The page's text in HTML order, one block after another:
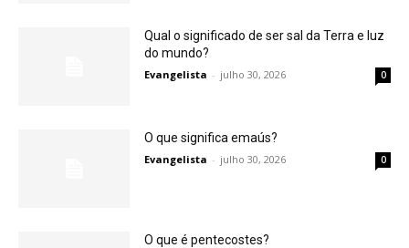
Qual o significado de ser sal da Terra e luz
do mundo?
Evangelista - julho 30, 2026 0
O que significa emaús?
Evangelista - julho 30, 2026 0
O que é pentecostes?